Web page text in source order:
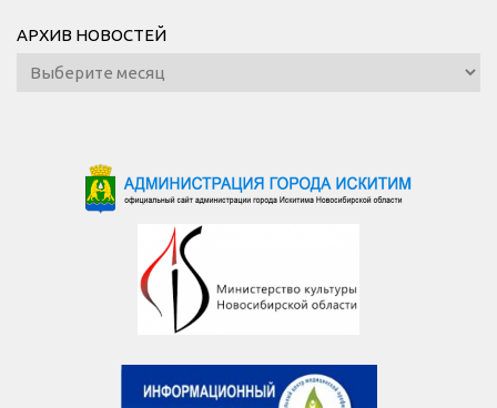
АРХИВ НОВОСТЕЙ
Архив
новостей